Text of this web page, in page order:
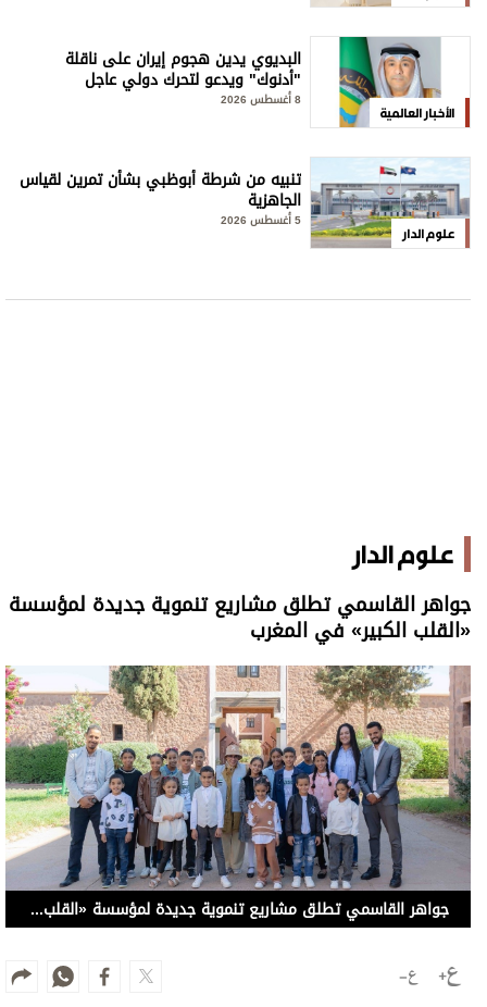
الأخبار العالمية
البديوي يدين هجوم إيران على ناقلة
"أدنوك" ويدعو لتحرك دولي عاجل
8 أغسطس 2026
علوم الدار
تنبيه من شرطة أبوظبي بشأن تمرين لقياس
الجاهزية
5 أغسطس 2026
جواهر القاسمي تطلق مشاريع تنموية جديدة لمؤسسة «القلب الكبير» في المغرب
6 نوفمبر 2025 19:25
أكدت قرينة صاحب السمو حاكم الشارقة سمو الشيخة
جواهر بنت محمد القاسمي رئيسة مجلس الشارقة